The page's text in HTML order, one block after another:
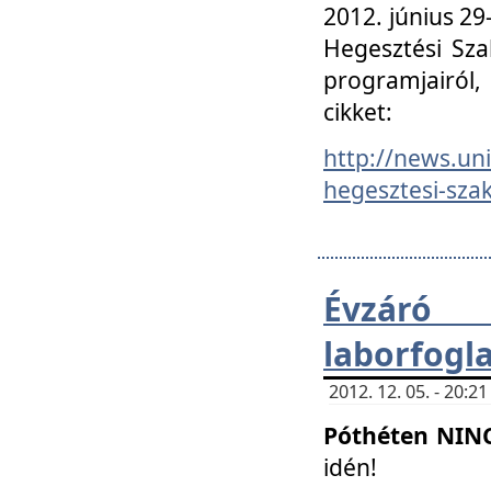
2012. június
Hegesztési
cikket:
http://
hegesztesi-
2012. 12. 05. -
Póthéten
idén!